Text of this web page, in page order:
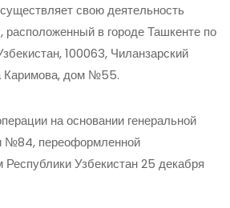
свою деятельность
расположенный в городе Ташкенте по
100063, Чиланзарский
Каримова, дом №55.
на основании генеральной
№84, переоформленной
Узбекистан 25 декабря